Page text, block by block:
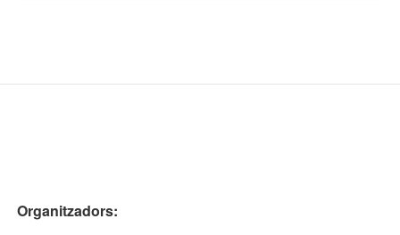
Organitzadors: